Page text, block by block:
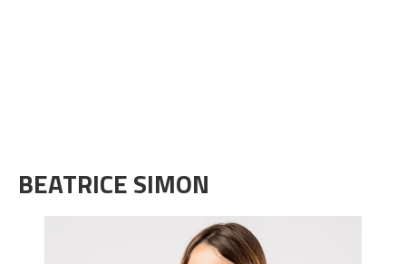
BEATRICE SIMON